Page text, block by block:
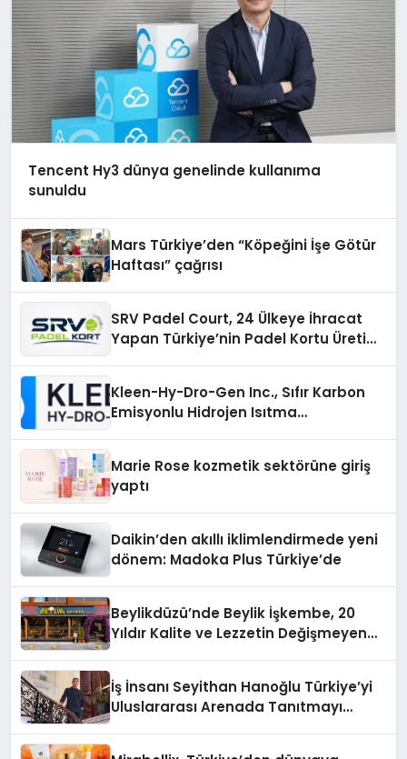
Tencent Hy3 dünya genelinde kullanıma
sunuldu
Mars Türkiye’den “Köpeğini İşe Götür
Haftası” çağrısı
SRV Padel Court, 24 Ülkeye İhracat
Yapan Türkiye’nin Padel Kortu Üretim
Kleen-Hy-Dro-Gen Inc., Sıfır Karbon
Emisyonlu Hidrojen Isıtma
Marie Rose kozmetik sektörüne giriş
yaptı
Daikin’den akıllı iklimlendirmede yeni
dönem: Madoka Plus Türkiye’de
Beylikdüzü’nde Beylik İşkembe, 20
Yıldır Kalite ve Lezzetin Değişmeyen
İş İnsanı Seyithan Hanoğlu Türkiye’yi
Uluslararası Arenada Tanıtmayı